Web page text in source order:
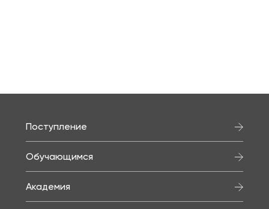
Поступление
Обучающимся
Академия